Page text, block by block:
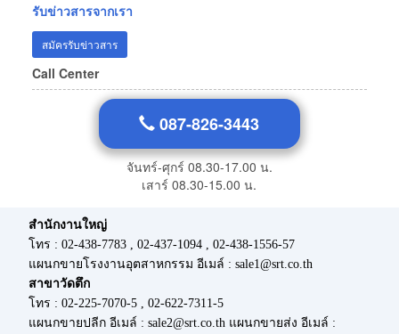
รับข่าวสารจากเรา
สมัครรับข่าวสาร
Call Center
087-826-3443
จันทร์-ศุกร์ 08.30-17.00 น.
เสาร์ 08.30-15.00 น.
สำนักงานใหญ่
โทร : 02-438-7783 , 02-437-1094 , 02-438-1556-57
แผนกขายโรงงานอุตสาหกรรม อีเมล์ : sale1@srt.co.th
สาขาวัดตึก
โทร : 02-225-7070-5 , 02-622-7311-5
แผนกขายปลีก อีเมล์ : sale2@srt.co.th แผนกขายส่ง อีเมล์ :